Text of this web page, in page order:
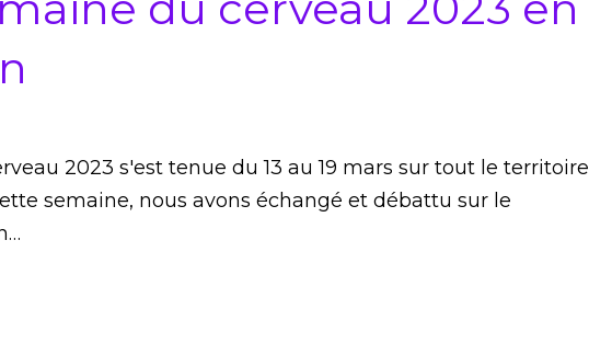
2023 s'est tenue du 13 au 19 mars sur tout le territoire
semaine, nous avons échangé et débattu sur le